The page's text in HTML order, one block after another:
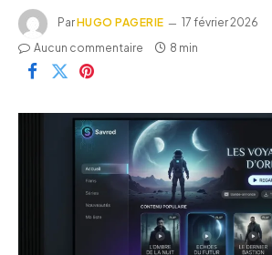
ParHUGO PAGERIE
17 février 2026
Aucun commentaire
8 min